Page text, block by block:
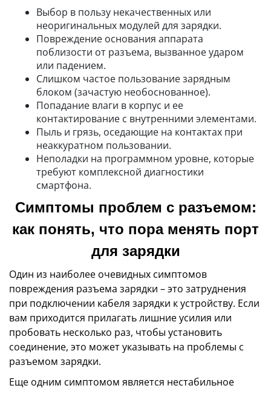
Выбор в пользу некачественных или
неоригинальных модулей для зарядки.
Повреждение основания аппарата
поблизости от разъема, вызванное ударом
или падением.
Слишком частое пользование зарядным
блоком (зачастую необоснованное).
Попадание влаги в корпус и ее
контактирование с внутренними элементами.
Пыль и грязь, оседающие на контактах при
неаккуратном пользовании.
Неполадки на программном уровне, которые
требуют комплексной диагностики
смартфона.
Симптомы проблем с разъемом:
как понять, что пора менять порт
для зарядки
Один из наиболее очевидных симптомов
повреждения разъема зарядки – это затруднения
при подключении кабеля зарядки к устройству. Если
вам приходится прилагать лишние усилия или
пробовать несколько раз, чтобы установить
соединение, это может указывать на проблемы с
разъемом зарядки.
Еще одним симптомом является нестабильное